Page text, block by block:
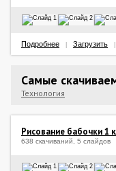
Подробнее Загрузить
Самые
Технология
Рисование бабочки 1
638 скачиваний, 5 слайдов